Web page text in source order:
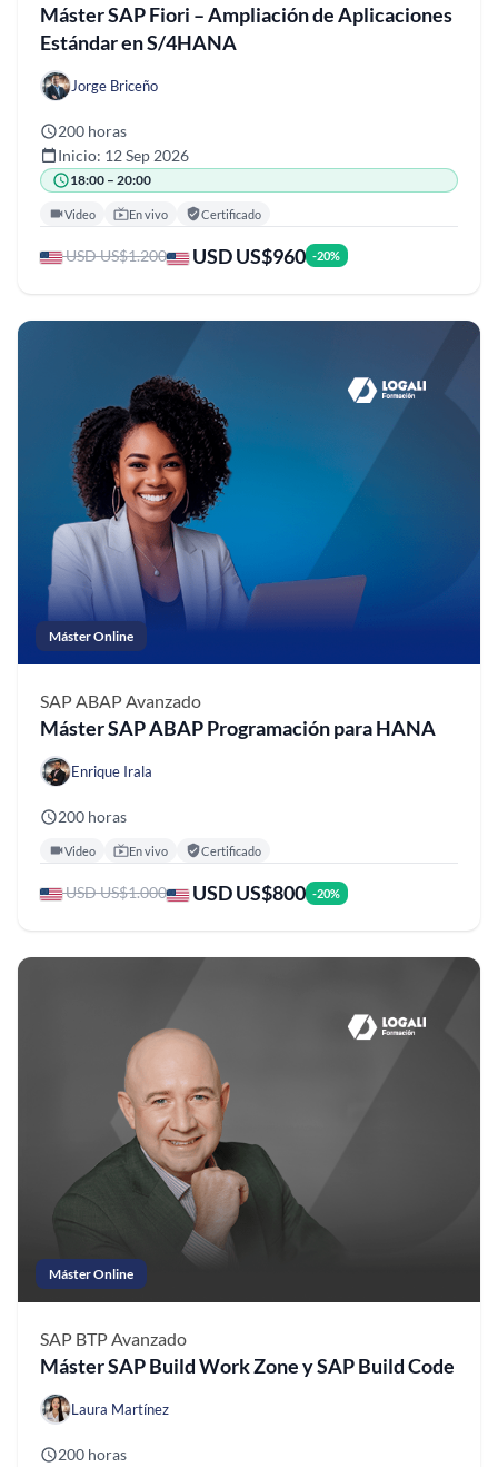
Máster SAP Fiori – Ampliación de Aplicaciones
Estándar en S/4HANA
Jorge Briceño
200 horas
Inicio: 12 Sep 2026
18:00 – 20:00
Video En vivo Certificado
USD US$1.200 USD US$960 -20%
Máster Online
SAP ABAPAvanzado
Máster SAP ABAP Programación para HANA
Enrique Irala
200 horas
Video En vivo Certificado
USD US$1.000 USD US$800 -20%
Máster Online
SAP BTP Avanzado
Máster SAP Build Work Zone y SAP Build Code
Laura Martínez
200 horas